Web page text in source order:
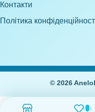
Контакти
Політика
0
© 2026